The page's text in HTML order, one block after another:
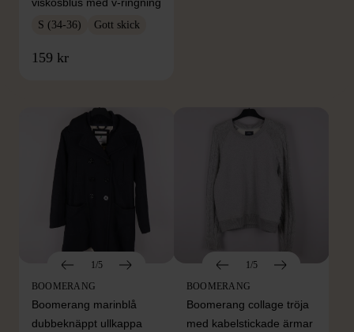
viskosblus med v-ringning
S (34-36) Gott skick
159 kr
FRÅN SAMMA VARUMÄRKE
1/5
BOOMERANG
Boomerang marinblå
dubbeknäppt ullkappa
1/5
BOOMERANG
Boomerang collage tröja
med kabelstickade ärmar